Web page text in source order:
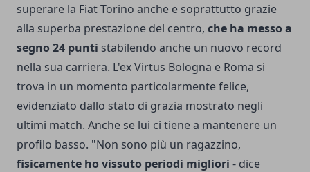
superare la Fiat Torino anche e soprattutto grazie
alla superba prestazione del centro, che ha messo a
segno 24 punti stabilendo anche un nuovo record
nella sua carriera. L'ex Virtus Bologna e Roma si
trova in un momento particolarmente felice,
evidenziato dallo stato di grazia mostrato negli
ultimi match. Anche se lui ci tiene a mantenere un
profilo basso. "Non sono più un ragazzino,
fisicamente ho vissuto periodi migliori - dice